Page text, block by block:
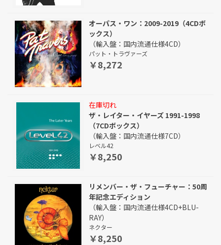
オーパス・ワン：2009-2019（4CDボ
ックス）
（輸入盤：国内流通仕様4CD）
パット・トラヴァーズ
￥8,272
在庫切れ
ザ・レイター・イヤーズ 1991-1998
（7CDボックス）
（輸入盤：国内流通仕様7CD）
レベル42
￥8,250
リメンバー・ザ・フューチャー：50周
年記念エディション
（輸入盤：国内流通仕様4CD+BLU-
RAY）
ネクター
￥8,250